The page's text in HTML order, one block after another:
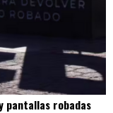
pantallas robadas